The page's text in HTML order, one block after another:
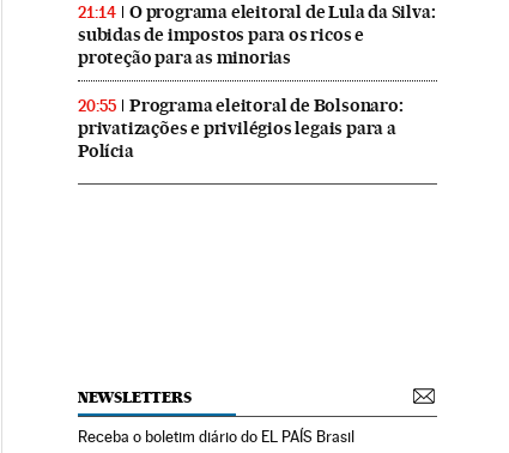
21:14
O programa eleitoral de Lula da Silva:
subidas de impostos para os ricos e
proteção para as minorias
20:55
Programa eleitoral de Bolsonaro:
privatizações e privilégios legais para a
Polícia
NEWSLETTERS
Receba o boletim diário do EL PAÍS Brasil